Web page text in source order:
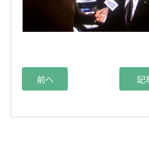
前へ 記